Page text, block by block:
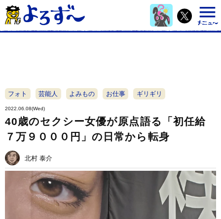
フォト 芸能人 よみもの お仕事 ギリギリ
2022.06.08(Wed)
40歳のセクシー女優が原点語る「初任給
７万９０００円」の日常から転身
北村 泰介